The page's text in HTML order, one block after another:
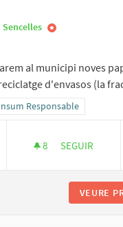
al municipi noves
d'envasos (la
la categoria:
Responsable
8 8 SEGUIDORES
SEGUIR
VEURE